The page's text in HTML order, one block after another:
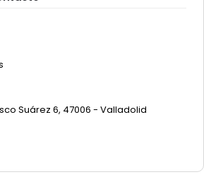
Suárez 6, 47006 - Valladolid